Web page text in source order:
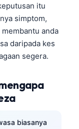
itu
simptom,
anda
daripada kes
segera.
biasanya